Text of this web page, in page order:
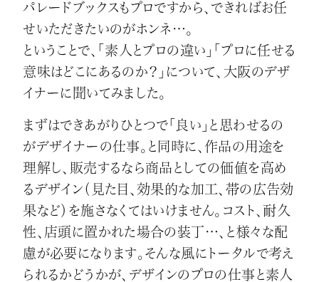
パレードブックスもプロですから、できればお任
せいただきたいのがホンネ…。
ということで、「素人とプロの違い」「プロに任せる
意味はどこにあるのか？」について、大阪のデザ
イナーに聞いてみました。
まずはできあがりひとつで「良い」と思わせるの
がデザイナーの仕事。と同時に、作品の用途を
理解し、販売するなら商品としての価値を高め
るデザイン（見た目、効果的な加工、帯の広告効
果など）を施さなくてはいけません。コスト、耐久
性、店頭に置かれた場合の装丁…、と様々な配
慮が必要になります。そんな風にトータルで考え
られるかどうかが、デザインのプロの仕事と素人